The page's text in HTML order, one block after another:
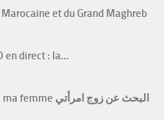
et du Grand Maghreb
en direct : la…
A la recherche du mari de ma femme البحث عن زوج امرأتي